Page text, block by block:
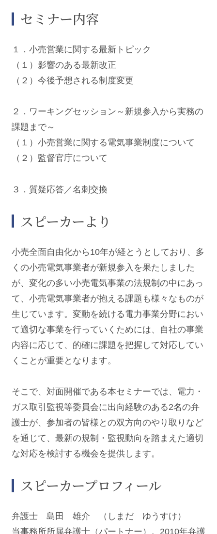
セミナー内容
１．小売営業に関する最新トピック
（１）影響のある最新改正
（２）今後予想される制度変更
２．ワーキングセッション～新規参入から実務の
課題まで～
（１）小売営業に関する電気事業制度について
（２）監督官庁について
３．質疑応答／名刺交換
スピーカーより
小売全面自由化から10年が経とうとしており、多
くの小売電気事業者が新規参入を果たしました
が、変化の多い小売電気事業の法規制の中にあっ
て、小売電気事業者が抱える課題も様々なものが
生じています。変動を続ける電力事業分野におい
て適切な事業を行っていくためには、自社の事業
内容に応じて、的確に課題を把握して対応してい
くことが重要となります。
そこで、対面開催である本セミナーでは、電力・
ガス取引監視等委員会に出向経験のある2名の弁
護士が、参加者の皆様との双方向のやり取りなど
を通じて、最新の規制・監視動向を踏まえた適切
な対応を検討する機会を提供します。
スピーカープロフィール
弁護士 島田 雄介 （しまだ ゆうすけ）
当事務所所属弁護士（パートナー）。2010年弁護